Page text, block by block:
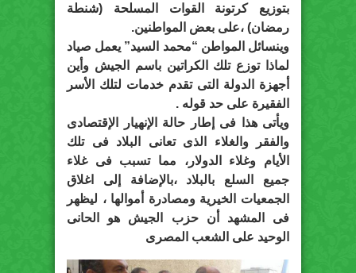
بتوزيع كرتونة القوات المسلحة (شنطة
رمضان) ،على بعض المواطنين.
وينسائل المواطن “محمد السيد” يعمل صياد
لماذا توزع تلك الكراتين باسم الجيش وأين
أجهزة الدولة التى تقدم خدمات لتلك الأسر
الفقيرة على حد قوله .
ويأتى هذا فى إطار حالة الإنهيار الإقتصادى
والفقر والغلاء الذى تعانى البلاد فى تلك
الأيام وغلاء الدولار، مما تسبب فى غلاء
جميع السلع بالبلاد ،بالإضافة إلى اغلاق
الجمعيات الخيرية ومصادرة أموالها ، ليظهر
فى المشهد أن حزب الجيش هو الحانى
الوحيد على الشعب المصرى